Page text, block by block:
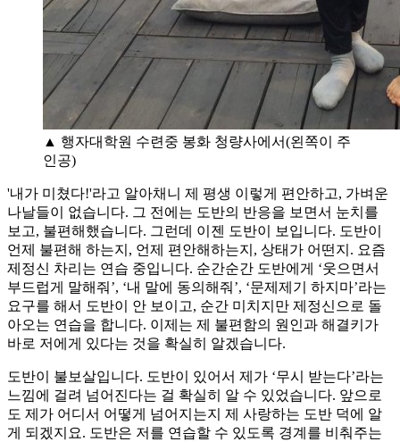
▲ 행자대학원 수련중 봉화 청량사에서(왼쪽이 주
인공)
'내가 미쳤다!'라고 알아채니 제 평생 이렇게 편안하고, 가벼운
나날들이 없습니다. 그 전에는 도반의 반응을 보면서 눈치를
보고, 불편해했습니다. 그런데 이젠 도반이 보입니다. 도반이
언제 불편해 하는지, 언제 편안해하는지, 상태가 어떤지. 요즘
제정신 차리는 연습 중입니다. 순간순간 도반에게 ‘웃으면서
부드럽게 말해줘’, ‘내 말에 동의해줘’, ‘문제제기 하지마’라는
요구를 해서 도반이 안 보이고, 순간 미치지만 제정신으로 돌
아오는 연습을 합니다. 이제는 제 불편함의 원인과 해결키가
바로 저에게 있다는 것을 확실히 알겠습니다.
도반이 불보살입니다. 도반이 있어서 제가 ‘무시 받는다’라는
느낌에 걸려 넘어진다는 걸 확실히 알 수 있었습니다. 앞으로
도 제가 어디서 어떻게 넘어지는지 제 사랑하는 도반 덕에 알
게 되겠지요. 도반은 저를 연습할 수 있도록 경계를 비춰주는